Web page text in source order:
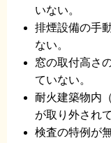
いない。
排煙設備の手
ない。
窓の取付高さ
ていない。
耐火建築物内
が取り外され
検査の特例が